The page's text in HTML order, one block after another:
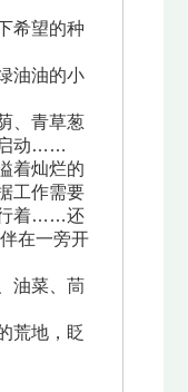
希望的种
油油的小
、青草葱
启动……
着灿烂的
工作需要
行着……还
在一旁开
油菜、茼
荒地，眨